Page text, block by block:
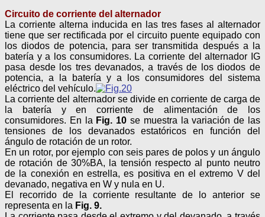
Circuito de corriente del alternador
La corriente alterna inducida en las tres fases al alternador
tiene que ser rectificada por el circuito puente equipado con
los diodos de potencia, para ser transmitida después a la
batería y a los consumidores. La corriente del alternador IG
pasa desde los tres devanados, a través de los diodos de
potencia, a la batería y a los consumidores del sistema
eléctrico del vehículo.
La corriente del alternador se divide en corriente de carga de
la batería y en corriente de alimentación de los
consumidores. En la Fig. 10 se muestra la variación de las
tensiones de los devanados estatóricos en función del
ángulo de rotación de un rotor.
En un rotor, por ejemplo con seis pares de polos y un ángulo
de rotación de 30%BA, la tensión respecto al punto neutro
de la conexión en estrella, es positiva en el extremo V del
devanado, negativa en W y nula en U.
El recorrido de la corriente resultante de lo anterior se
representa en la Fig. 9.